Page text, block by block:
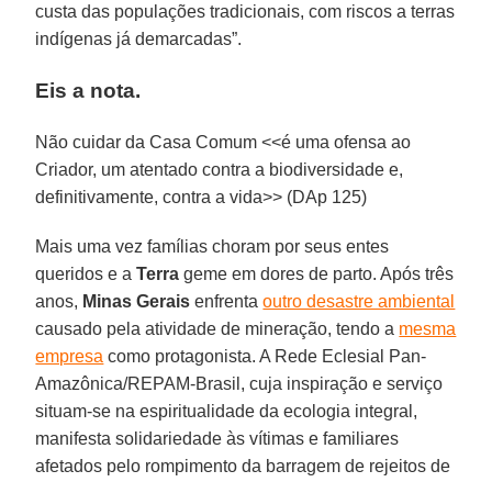
custa das populações tradicionais, com riscos a terras
indígenas já demarcadas”.
Eis a nota.
Não cuidar da Casa Comum <<é uma ofensa ao
Criador, um atentado contra a biodiversidade e,
definitivamente, contra a vida>> (DAp 125)
Mais uma vez famílias choram por seus entes
queridos e aTerra geme em dores de parto. Após três
anos, Minas Gerais enfrentaoutro desastre ambiental
causado pela atividade de mineração, tendo a mesma
empresa como protagonista. A Rede Eclesial Pan-
Amazônica/REPAM-Brasil, cuja inspiração e serviço
situam-se na espiritualidade da ecologia integral,
manifesta solidariedade às vítimas e familiares
afetados pelo rompimento da barragem de rejeitos de